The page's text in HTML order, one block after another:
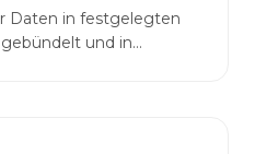
Daten in festgelegten
und in